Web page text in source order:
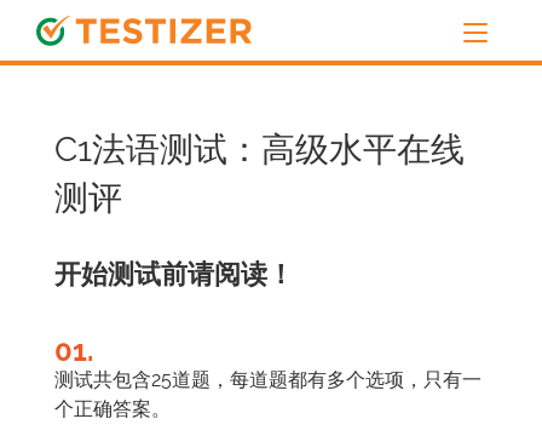
C1法语测试：高级水平在线
测评
开始测试前请阅读！
01.
测试共包含25道题，每道题都有多个选项，只有一
个正确答案。